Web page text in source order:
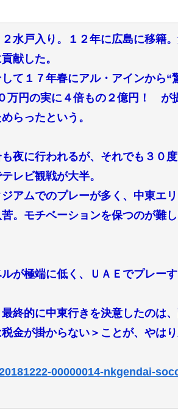
水戸入り。１２年に広島に移籍
献した。
て１７年春にアル・アインから“
万円の実に４倍もの２億円！ が
らったという。
夜に行われるが、それでも３０
レビ観戦が大半。
アムでのプレーが多く、中東エ
。モチベーションを保つのが難
が極端に低く、ＵＡＥでプレー
終的に中東行きを決意したのは
金が掛からない＞ことが、やはり
00000014-nkgendai-